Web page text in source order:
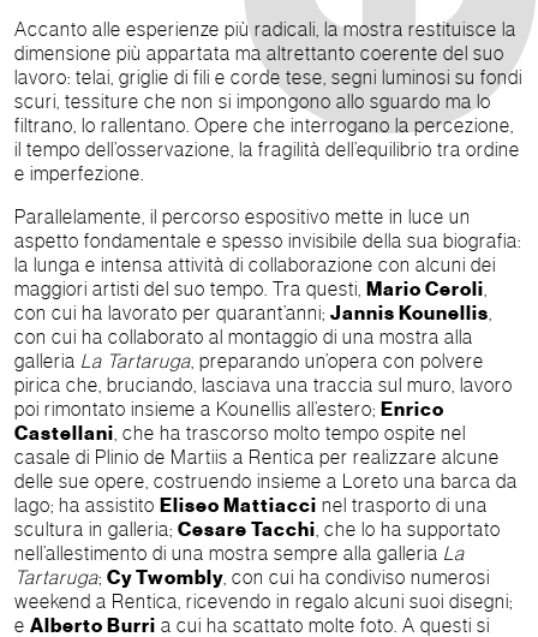
Accanto alle esperienze più radicali, la mostra restituisce la
dimensione più appartata ma altrettanto coerente del suo
lavoro: telai, griglie di fili e corde tese, segni luminosi su fondi
scuri, tessiture che non si impongono allo sguardo ma lo
filtrano, lo rallentano. Opere che interrogano la percezione,
il tempo dell’osservazione, la fragilità dell’equilibrio tra ordine
e imperfezione.
Parallelamente, il percorso espositivo mette in luce un
aspetto fondamentale e spesso invisibile della sua biografia:
la lunga e intensa attività di collaborazione con alcuni dei
maggiori artisti del suo tempo. Tra questi, Mario Ceroli
con cui ha lavorato per quarant’anni; Jannis Kounellis
con cui ha collaborato al montaggio di una mostra alla
galleria La Tartaruga , preparando un’opera con polvere
pirica che, bruciando, lasciava una traccia sul muro, lavoro
poi rimontato insieme a Kounellis all’estero; Enrico
Castellani , che ha trascorso molto tempo ospite nel
casale di Plinio de Martiis a Rentica per realizzare alcune
delle sue opere, costruendo insieme a Loreto una barca da
lago; ha assistito Eliseo Mattiacci nel trasporto di una
scultura in galleria; Cesare Tacchi , che lo ha supportato
nell’allestimento di una mostra sempre alla galleria La
Tartaruga; Cy Twombly , con cui ha condiviso numerosi
weekend a Rentica, ricevendo in regalo alcuni suoi disegni;
e Alberto Burri a cui ha scattato molte foto. A questi si